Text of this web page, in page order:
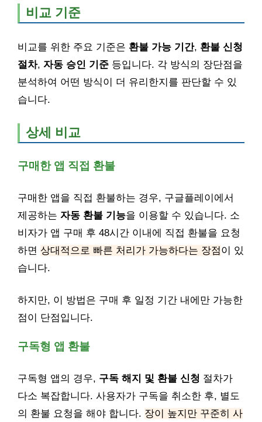
비교 기준
비교를 위한 주요 기준은 환불 가능 기간, 환불 신청
절차, 자동 승인 기준 등입니다. 각 방식의 장단점을
분석하여 어떤 방식이 더 유리한지를 판단할 수 있
습니다.
상세 비교
구매한 앱 직접 환불
구매한 앱을 직접 환불하는 경우, 구글플레이에서
제공하는 자동 환불 기능을 이용할 수 있습니다. 소
비자가 앱 구매 후 48시간 이내에 직접 환불을 요청
하면 상대적으로 빠른 처리가 가능하다는 장점이 있
습니다.
하지만, 이 방법은 구매 후 일정 기간 내에만 가능한
점이 단점입니다.
구독형 앱 환불
구독형 앱의 경우, 구독 해지 및 환불 신청 절차가
다소 복잡합니다. 사용자가 구독을 취소한 후, 별도
의 환불 요청을 해야 합니다. 장이 높지만 꾸준히 사